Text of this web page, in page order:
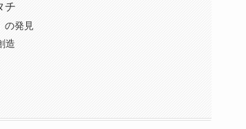
チ
の発見
造